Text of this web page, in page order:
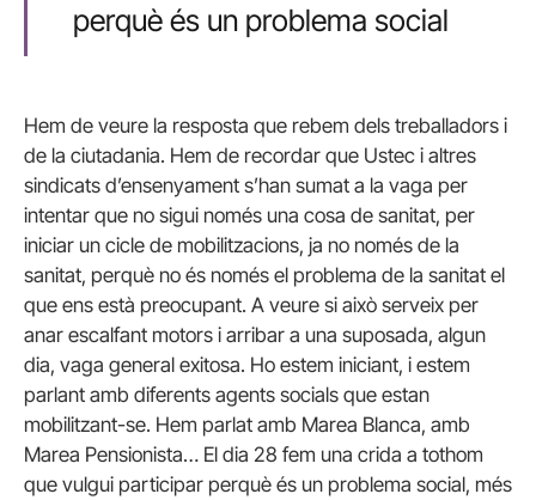
perquè és un problema social
Hem de veure la resposta que rebem dels treballadors i
de la ciutadania. Hem de recordar que Ustec i altres
sindicats d’ensenyament s’han sumat a la vaga per
intentar que no sigui només una cosa de sanitat, per
iniciar un cicle de mobilitzacions, ja no només de la
sanitat, perquè no és només el problema de la sanitat el
que ens està preocupant. A veure si això serveix per
anar escalfant motors i arribar a una suposada, algun
dia, vaga general exitosa. Ho estem iniciant, i estem
parlant amb diferents agents socials que estan
mobilitzant-se. Hem parlat amb Marea Blanca, amb
Marea Pensionista… El dia 28 fem una crida a tothom
que vulgui participar perquè és un problema social, més